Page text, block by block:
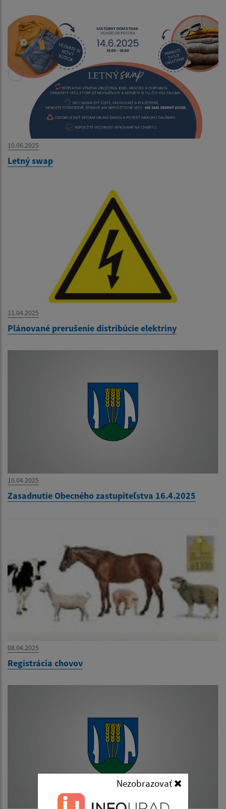
Nezobrazovať
10.06.2025
Letný swap
11.04.2025
Plánované prerušenie distribúcie elektriny
10.04.2025
Zasadnutie Obecného zastupiteľstva 16.4.2025
08.04.2025
Registrácia chovov